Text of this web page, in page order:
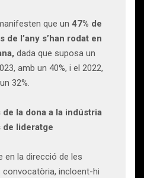
que un 47% de
l’any s’han rodat en
dada que suposa un
amb un 40%, i el 2022,
32%.
la dona a la indústria
de lideratge
en la direcció de les
convocatòria, incloent-hi